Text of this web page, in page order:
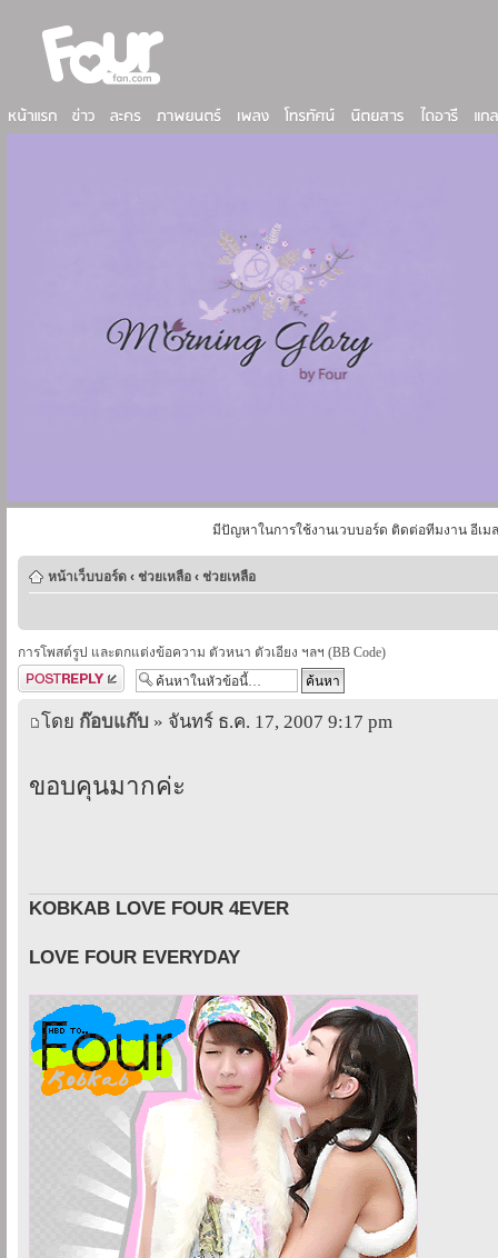
มีปัญหาในการใช้งานเวบบอร์ด ติดต่อทีมงาน อีเม
หน้าเว็บบอร์ด ‹ ช่วยเหลือ ‹ ช่วยเหลือ
การโพสต์รูป และตกแต่งข้อความ ตัวหนา ตัวเอียง ฯลฯ (BB Code)
ตอบกระทู้
โดย ก๊อบแก๊บ » จันทร์ ธ.ค. 17, 2007 9:17 pm
ขอบคุนมากค่ะ
KOBKAB LOVE FOUR 4EVER
LOVE FOUR EVERYDAY